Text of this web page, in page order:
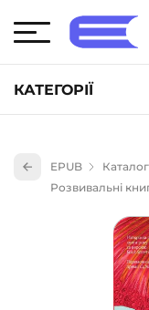
КАТЕГОРІЇ
Книги для дітей
Науково-
Навчальна
Енциклопедії,
EPUB
Розвивальні